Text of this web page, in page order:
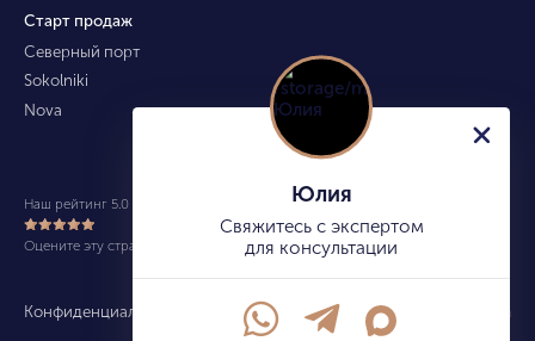
Старт продаж
Северный порт
Sokolniki
Nova
Конфиденциальность Карта сайта info@kupitekvartiru.com
Наш рейтинг 5.0 из 5 (490)
Оцените эту страницу
Юлия
Свяжитесь с экспертом
для консультации